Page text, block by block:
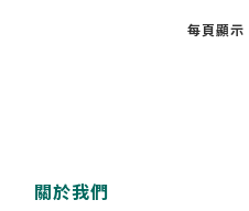
每頁顯
關於我們